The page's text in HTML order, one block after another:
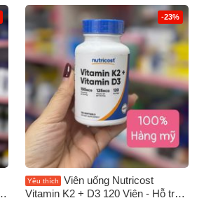
-23%
Yêu thích
Viên uống Nutricost
Vitamin K2 + D3 120 Viên - Hỗ trợ